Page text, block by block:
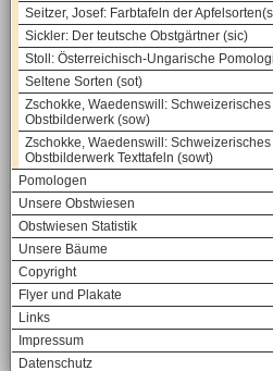
Seitzer, Josef: Farbtafeln der
Sickler: Der teutsche Obstgärtner (sic)
Stoll: Österreichisch-Ungarische
Seltene Sorten (sot)
Zschokke, Waedenswill: Schweizerisches
Obstbilderwerk (sow)
Zschokke, Waedenswill: Schweizerisches
Obstbilderwerk Texttafeln (sowt)
Pomologen
Unsere Obstwiesen
Obstwiesen Statistik
Unsere Bäume
Copyright
Flyer und Plakate
Links
Impressum
Datenschutz